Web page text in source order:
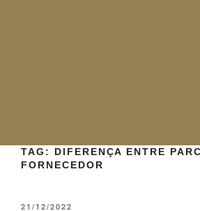
TAG: DIFERENÇA ENTRE
FORNECEDOR
21/12/2022